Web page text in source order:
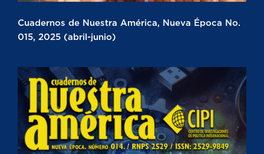
Cuadernos de Nuestra América, Nueva Época No.
015, 2025 (abril-junio)